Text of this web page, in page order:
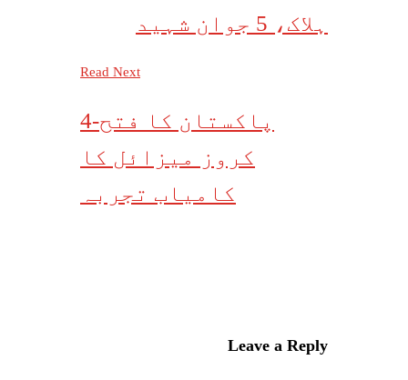
ہلاک، 5 جوان شہید
Read Next
پاکستان کا فتح-4
کروز میزائل کا
کامیاب تجربہ
Leave a Reply